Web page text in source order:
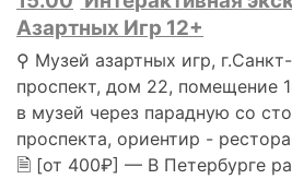
Азартных Игр 12+
⚲ Музей азартных игр,
проспект, дом 22, помещение
в музей через парадную со
проспекта, ориентир -
🗎 [от 400₽] — В Петербурге